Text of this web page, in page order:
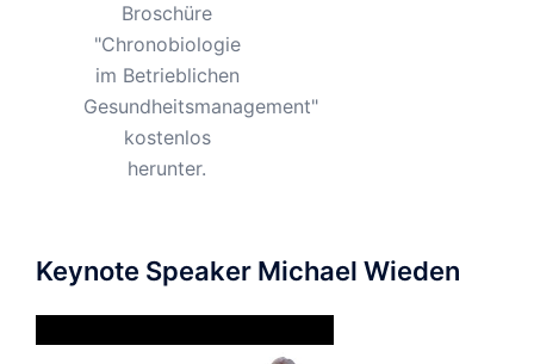
Broschüre
"Chronobiologie
im Betrieblichen
Gesundheitsmanagement"
kostenlos
herunter.
Keynote Speaker Michael Wieden